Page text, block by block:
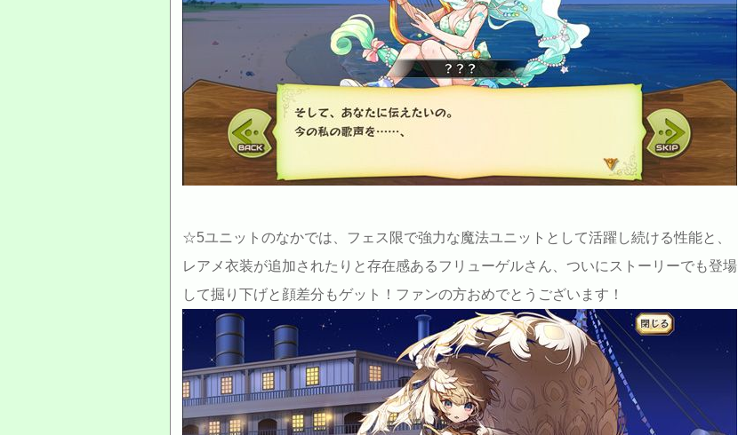
☆5ユニットのなかでは、フェス限で強力な魔法ユニットとして活躍し続ける性能と、
レアメ衣装が追加されたりと存在感あるフリューゲルさん、ついにストーリーでも登場
して掘り下げと顔差分もゲット！ファンの方おめでとうございます！